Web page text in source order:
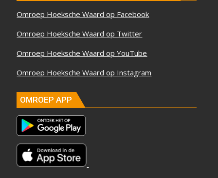
Omroep Hoeksche Waard op Facebook
Omroep Hoeksche Waard op Twitter
Omroep Hoeksche Waard op YouTube
Omroep Hoeksche Waard op Instagram
OMROEP APP